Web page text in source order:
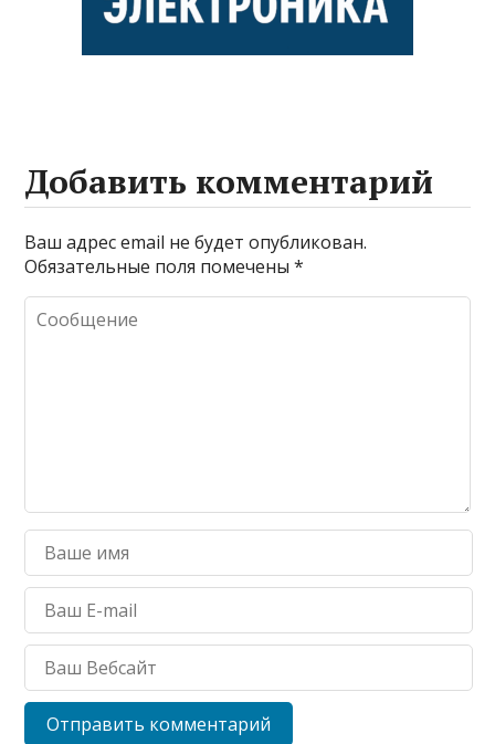
Добавить комментарий
Ваш адрес email не будет опубликован.
Обязательные поля помечены*